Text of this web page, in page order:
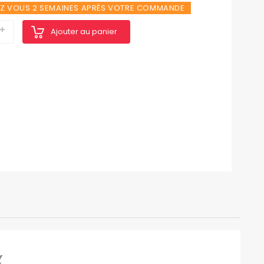
VOUS 2 SEMAINES APRÈS VOTRE COMMANDE
Ajouter au panier